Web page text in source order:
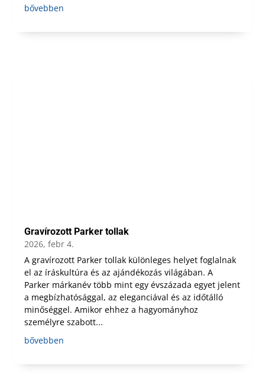
bővebben
Gravírozott Parker tollak
2026, febr 4.
A gravírozott Parker tollak különleges helyet foglalnak
el az íráskultúra és az ajándékozás világában. A
Parker márkanév több mint egy évszázada egyet jelent
a megbízhatósággal, az eleganciával és az időtálló
minőséggel. Amikor ehhez a hagyományhoz
személyre szabott...
bővebben